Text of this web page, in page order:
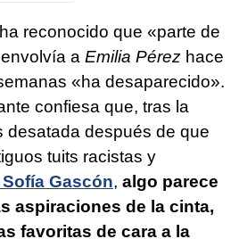
ha reconocido que «parte de
a Emilia Pérez hace
«ha desaparecido».
confiesa que, tras la
desatada después de que
tuits racistas y
Gascón, algo parece
aspiraciones de la cinta,
favoritas de cara a la